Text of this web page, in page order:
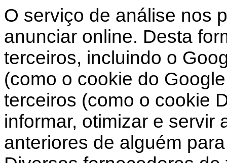
O serviço de análise nos
anunciar online. Desta
terceiros, incluindo o
(como o cookie do
terceiros (como o cookie
informar, otimizar e servir
anteriores de alguém